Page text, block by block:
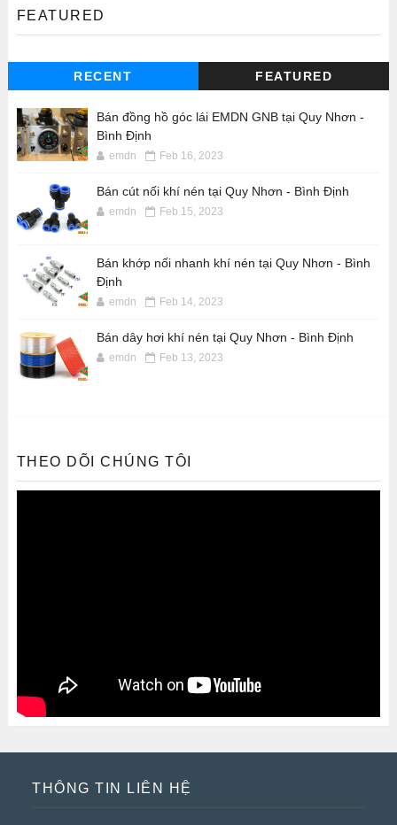
FEATURED
RECENT FEATURED
Bán đồng hồ góc lái EMDN GNB tại Quy Nhơn -
Bình Định
emdn Feb 16, 2023
Bán cút nối khí nén tại Quy Nhơn - Bình Định
emdn Feb 15, 2023
Bán khớp nối nhanh khí nén tại Quy Nhơn - Bình
Định
emdn Feb 14, 2023
Bán dây hơi khí nén tại Quy Nhơn - Bình Định
emdn Feb 13, 2023
THEO DÕI CHÚNG TÔI
THÔNG TIN LIÊN HỆ